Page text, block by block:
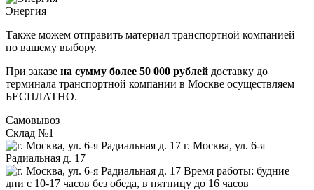
Энергия
Также можем отправить материал транспортной компанией
по вашему выбору.
При заказе на сумму более 50 000 рублей доставку до
терминала транспортной компании в Москве осуществляем
БЕСПЛАТНО.
Самовывоз
Склад №1
г. Москва, ул. 6-я
Радиальная д. 17
Время работы: будние
дни с 10-17 часов без обеда, в пятницу до 16 часов